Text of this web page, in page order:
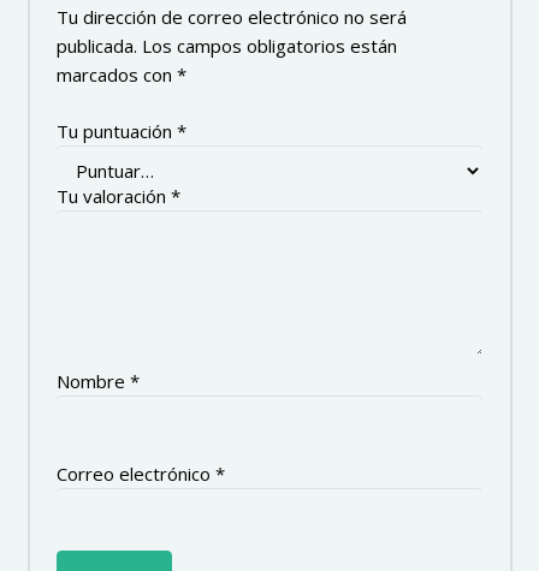
Tu dirección de correo electrónico no será
publicada. Los campos obligatorios están
marcados con *
Tu puntuación *
Tu valoración *
Nombre *
Correo electrónico *